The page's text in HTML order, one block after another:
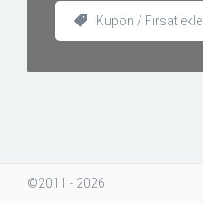
Kupon / Fırsat ekle
©2011 - 2026